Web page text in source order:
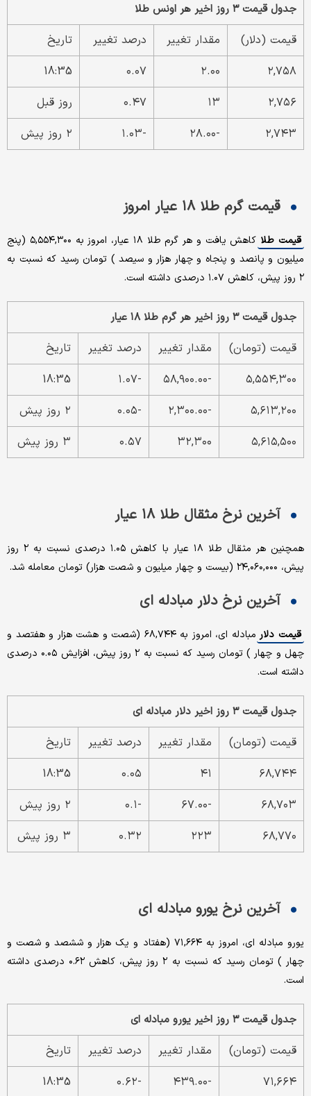
جدول قیمت ۳ روز اخیر هر اونس طلا
قیمت (دلار) مقدار تغییر درصد تغییر
تاریخ
۲,۷۵۸
۲.۰۰ ۰.۰۷
18:35
۲,۷۵۶
۱۳ ۰.۴۷
روز قبل
۲,۷۴۳
-۲۸.۰۰ -۱.۰۳ ۲ روز پیش
قیمت گرم طلا ۱۸ عیار امروز
قیمت طلا
کاهش یافت و هر گرم طلا ۱۸ عیار، امروز به ۵,۵۵۴,۳۰۰ (پنج
میلیون و پانصد و پنجاه و چهار هزار و سیصد ) تومان رسید که نسبت به
۲ روز پیش، کاهش ۱.۰۷ درصدی داشته است.
جدول قیمت ۳ روز اخیر هر گرم طلا ۱۸ عیار
قیمت (تومان) مقدار تغییر درصد تغییر
تاریخ
۵,۵۵۴,۳۰۰
-۵۸,۹۰۰.۰۰ -۱.۰۷
18:35
۵,۶۱۳,۲۰۰
-۲,۳۰۰.۰۰ -۰.۰۵
۲ روز پیش
۵,۶۱۵,۵۰۰
۳۲,۳۰۰ ۰.۵۷ ۳ روز پیش
آخرین نرخ مثقال طلا ۱۸ عیار
همچنین هر مثقال طلا ۱۸ عیار با کاهش ۱.۰۵ درصدی نسبت به ۲ روز
پیش، ۲۴,۰۶۰,۰۰۰ (بیست و چهار میلیون و شصت هزار) تومان معامله شد.
آخرین نرخ دلار مبادله ای
قیمت دلار
مبادله ای، امروز به ۶۸,۷۴۴ (شصت و هشت هزار و هفتصد و
چهل و چهار ) تومان رسید که نسبت به ۲ روز پیش، افزایش ۰.۰۵ درصدی
داشته است.
جدول قیمت ۳ روز اخیر دلار مبادله ای
قیمت (تومان) مقدار تغییر درصد تغییر
تاریخ
۶۸,۷۴۴
۴۱ ۰.۰۵
18:35
۶۸,۷۰۳
-۶۷.۰۰ -۰.۱
۲ روز پیش
۶۸,۷۷۰
۲۲۳ ۰.۳۲ ۳ روز پیش
آخرین نرخ یورو مبادله ای
یورو مبادله ای، امروز به ۷۱,۶۶۴ (هفتاد و یک هزار و ششصد و شصت و
چهار ) تومان رسید که نسبت به ۲ روز پیش، کاهش ۰.۶۲ درصدی داشته
است.
جدول قیمت ۳ روز اخیر یورو مبادله ای
قیمت (تومان) مقدار تغییر درصد تغییر
تاریخ
۷۱,۶۶۴
-۴۳۹.۰۰ -۰.۶۲ 18:35